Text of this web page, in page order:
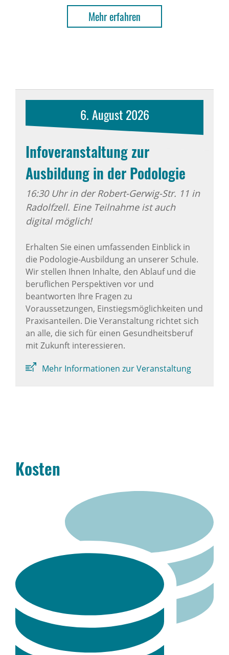
Mehr erfahren
6.August2026
Infoveranstaltung zur
Ausbildung in der Podologie
16:30 Uhr in der Robert-Gerwig-Str. 11 in
Radolfzell. Eine Teilnahme ist auch
digital möglich!
Erhalten Sie einen umfassenden Einblick in
die Podologie-Ausbildung an unserer Schule.
Wir stellen Ihnen Inhalte, den Ablauf und die
beruflichen Perspektiven vor und
beantworten Ihre Fragen zu
Voraussetzungen, Einstiegsmöglichkeiten und
Praxisanteilen. Die Veranstaltung richtet sich
an alle, die sich für einen Gesundheitsberuf
mit Zukunft interessieren.
Mehr Informationen zur Veranstaltung
Kosten